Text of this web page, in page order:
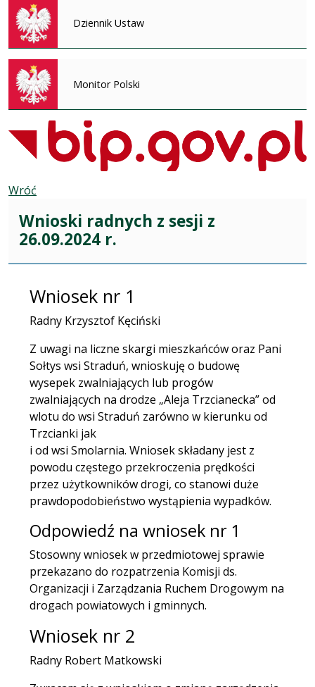
Dziennik Ustaw
Monitor Polski
Wróć
Wnioski radnych z sesji z
26.09.2024 r.
Wniosek nr 1
Radny Krzysztof Kęciński
Z uwagi na liczne skargi mieszkańców oraz Pani
Sołtys wsi Straduń, wnioskuję o budowę
wysepek zwalniających lub progów
zwalniających na drodze „Aleja Trzcianecka” od
wlotu do wsi Straduń zarówno w kierunku od
Trzcianki jak
i od wsi Smolarnia. Wniosek składany jest z
powodu częstego przekroczenia prędkości
przez użytkowników drogi, co stanowi duże
prawdopodobieństwo wystąpienia wypadków.
Odpowiedź na wniosek nr 1
Stosowny wniosek w przedmiotowej sprawie
przekazano do rozpatrzenia Komisji ds.
Organizacji i Zarządzania Ruchem Drogowym na
drogach powiatowych i gminnych.
Wniosek nr 2
Radny Robert Matkowski